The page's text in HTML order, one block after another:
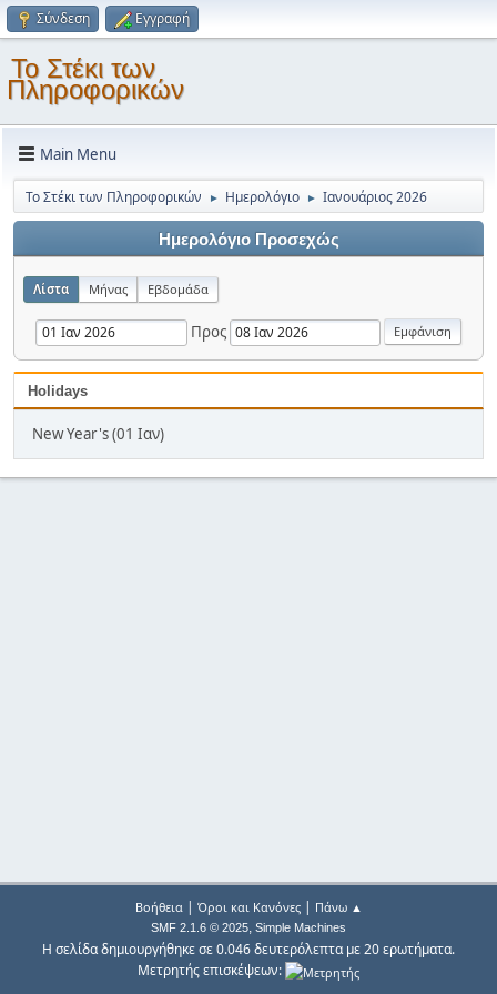
Σύνδεση Εγγραφή
Το Στέκι των
Πληροφορικών
Main Menu
Το Στέκι των Πληροφορικών ► Ημερολόγιο ► Ιανουάριος 2026
Ημερολόγιο Προσεχώς
Λίστα Μήνας Εβδομάδα
Προς
Holidays
New Year's (01 Ιαν)
Βοήθεια| Όροι και Κανόνες| Πάνω ▲
SMF 2.1.6 © 2025, Simple Machines
Η σελίδα δημιουργήθηκε σε 0.046 δευτερόλεπτα με 20 ερωτήματα.
Μετρητής επισκέψεων: